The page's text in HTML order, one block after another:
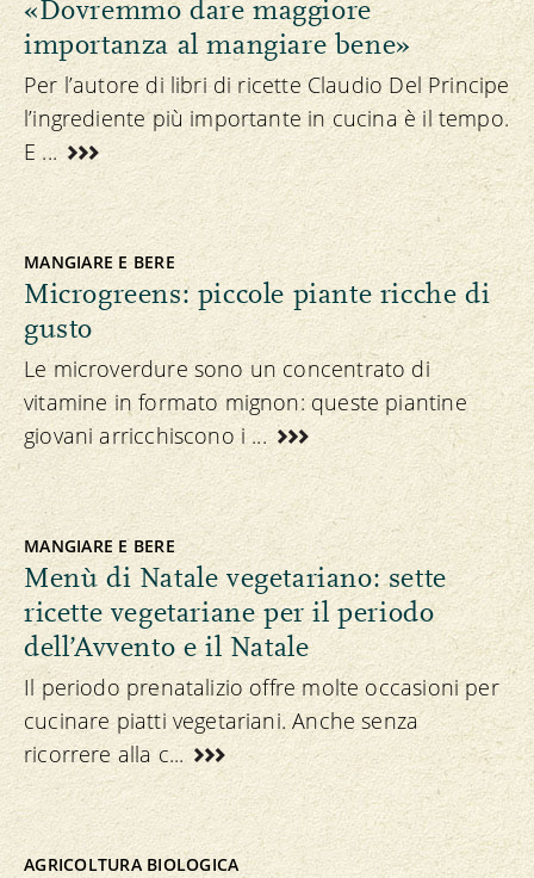
«Dovremmo dare maggiore
importanza al mangiare bene»
Per l’autore di libri di ricette Claudio Del Principe
l’ingrediente più importante in cucina è il tempo.
E ...
MANGIARE E BERE
Microgreens: piccole piante ricche di
gusto
Le microverdure sono un concentrato di
vitamine in formato mignon: queste piantine
giovani arricchiscono i ...
MANGIARE E BERE
Menù di Natale vegetariano: sette
ricette vegetariane per il periodo
dell’Avvento e il Natale
Il periodo prenatalizio offre molte occasioni per
cucinare piatti vegetariani. Anche senza
ricorrere alla c...
AGRICOLTURA BIOLOGICA